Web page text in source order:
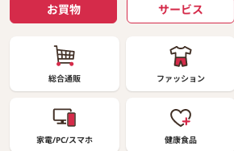
お買物 サービス
総合通販 ファッション
家電/PC/スマホ 健康食品